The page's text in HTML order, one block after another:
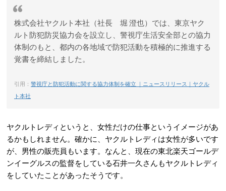
株式会社ヤクルト本社（社長 堀 澄也）では、東京ヤク
ルト防犯防災協力会を設立し、警視庁生活安全部との協力
体制のもと、都内の各地域で防犯活動を積極的に推進する
覚書を締結しました。
引用： 警視庁と防犯活動に関する協力体制を確立 ｜ニュースリリース｜ヤクル
ト本社
ヤクルトレディというと、女性だけの仕事というイメージがあ
るかもしれません。確かに、ヤクルトレディは女性が多いです
が、男性の販売員もいます。なんと、現在の東北楽天ゴールデ
ンイーグルスの監督をしている石井一久さんもヤクルトレディ
をしていたことがあったそうです。